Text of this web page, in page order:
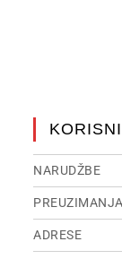
NARUDŽBE
PREUZIMANJA
ADRESE